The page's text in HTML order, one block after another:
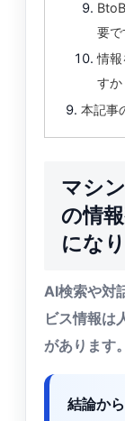
要で
情報
すか
本記事
マシ
の情
にな
AI検索や対
ビス情報は
があります。
結論か